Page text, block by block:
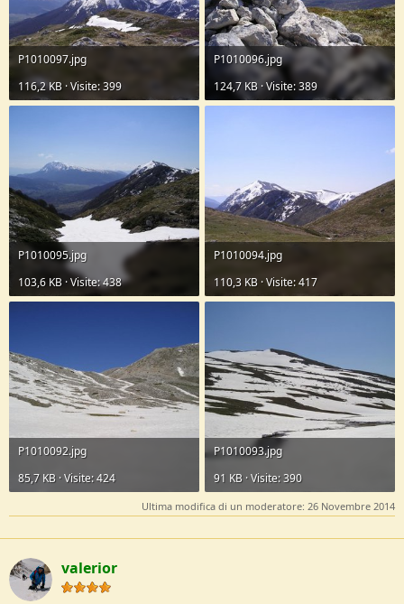
P1010097.jpg
116,2 KB · Visite: 399
P1010096.jpg
124,7 KB · Visite: 389
P1010095.jpg
103,6 KB · Visite: 438
P1010094.jpg
110,3 KB · Visite: 417
P1010092.jpg
85,7 KB · Visite: 424
P1010093.jpg
91 KB · Visite: 390
Ultima modifica di un moderatore: 26 Novembre 2014
valerior